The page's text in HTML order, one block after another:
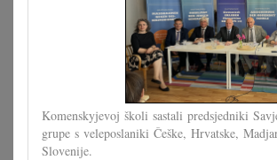
Komenskyjevoj školi sastali predsjedniki
grupe s veleposlaniki Češke, Hrvatske,
Slovenije.